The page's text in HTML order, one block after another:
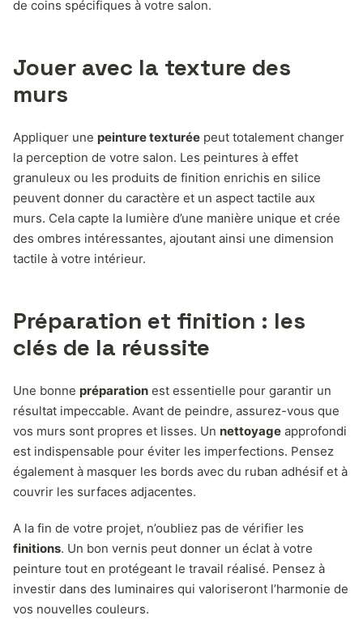
de coins spécifiques à votre salon.
Jouer avec la texture des
murs
Appliquer une peinture texturée peut totalement changer
la perception de votre salon. Les peintures à effet
granuleux ou les produits de finition enrichis en silice
peuvent donner du caractère et un aspect tactile aux
murs. Cela capte la lumière d’une manière unique et crée
des ombres intéressantes, ajoutant ainsi une dimension
tactile à votre intérieur.
Préparation et finition : les
clés de la réussite
Une bonne préparation est essentielle pour garantir un
résultat impeccable. Avant de peindre, assurez-vous que
vos murs sont propres et lisses. Un nettoyage approfondi
est indispensable pour éviter les imperfections. Pensez
également à masquer les bords avec du ruban adhésif et à
couvrir les surfaces adjacentes.
A la fin de votre projet, n’oubliez pas de vérifier les
finitions. Un bon vernis peut donner un éclat à votre
peinture tout en protégeant le travail réalisé. Pensez à
investir dans des luminaires qui valoriseront l’harmonie de
vos nouvelles couleurs.